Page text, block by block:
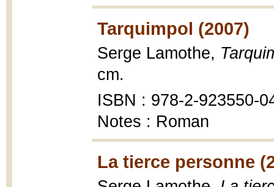
Tarquimpol (2007)
Serge Lamothe,
cm.
ISBN : 978-2-923550-
Notes : Roman
La tierce personne